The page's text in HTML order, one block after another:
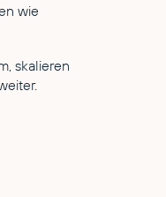
wie
skalieren